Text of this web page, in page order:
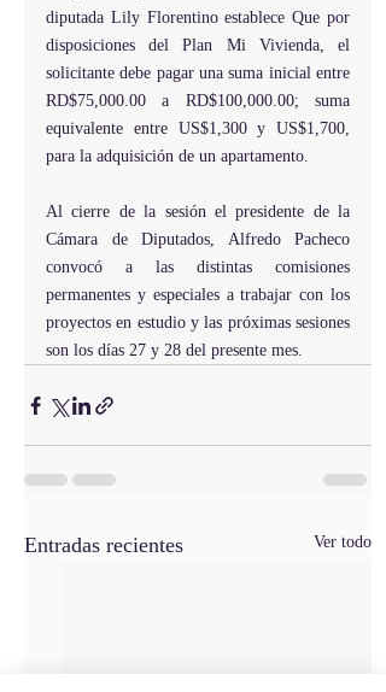
diputada Lily Florentino establece Que por
disposiciones del Plan Mi Vivienda, el
solicitante debe pagar una suma inicial entre
RD$75,000.00 a RD$100,000.00; suma
equivalente entre US$1,300 y US$1,700,
para la adquisición de un apartamento.
Al cierre de la sesión el presidente de la
Cámara de Diputados, Alfredo Pacheco
convocó a las distintas comisiones
permanentes y especiales a trabajar con los
proyectos en estudio y las próximas sesiones
son los días 27 y 28 del presente mes.
Entradas recientes Ver todo